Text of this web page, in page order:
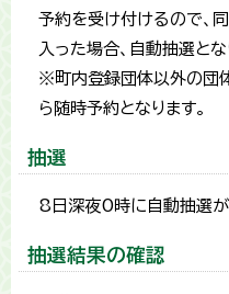
予約を受け付けるので、
入った場合、自動抽選とな
※町内登録団体以外の団
ら随時予約となります。
抽選
8日深夜0時に自動抽選が
抽選結果の確認